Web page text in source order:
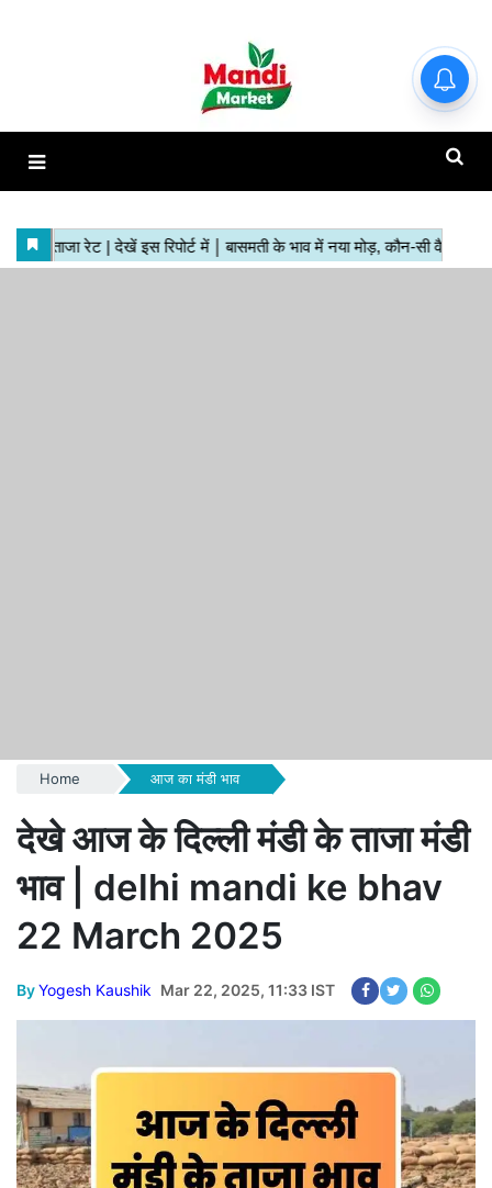
Home आज का मंडी भाव
देखे आज के दिल्ली मंडी के ताजा मंडी
भाव | delhi mandi ke bhav
22 March 2025
ByYogesh Kaushik Mar 22, 2025, 11:33 IST
हाजिर मंडियों के ताजा रेट | देखें इस
रिपोर्ट में